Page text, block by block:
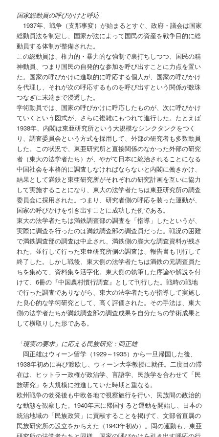
国家総動員の呼びかけと呼応
1937年、戦争（支那事変）が始まるとすぐ、政府・議会は国家
総動員法を制定し、国家が法によって国民の資産を戦争目的に総
動員する体制が整備された。
この総動員は、権力的・暴力的な強制で裏打ちしつつ、国民の精
神動員、つまり国民の自発的な参加を呼び出すことに力点を置い
た。国家の呼びかけに進取的に呼応する個人が、国家の呼びかけ
を代理し、それが次の呼応するものを呼び出すという関係が数珠
つなぎに末端まで浸透した。
学術動員では、国家の呼びかけに呼応したものが、次に呼びかけ
ていくという図式が、さらに複雑にもつれて進行した。たとえば
1938年、内閣は東亜研究所という大規模なシンクタンクをつく
り、調査委員会という方式を採用して、外部の研究者も多数動員
した。この状況で、東亜研究所と直接関係のなかった外部の研究
者（東大の法学者たち）が、やがて日本に統治されることになる
中国社会を本格的に調査しなければならないと内閣に働きかけ、
結果として満鉄と東亜研究所がそれぞれの研究計画を互いに協力
して実施することになり、東大の法学者たちは東亜研究所の調査
委員会に採用された。つまり、研究者側の呼応を装った運動が、
国家の呼びかけを引き出すことに成功した例である。
東大の法学者たちは満鉄調査部の調査を「指導」したというが、
実際に調査を行ったのは満鉄調査部の調査員だった。戦況の困難
で満鉄調査部の調査は中止され、満鉄側の膨大な調査資料が残さ
れた。並行して行った東亜研究所側の調査は、報告書も刊行して
終了した。しかし戦後、東大側の法学者たちは満鉄の元調査員た
ちを集めて、資料集を活字化。東大側の執筆した序論や解説を付
けて、6冊の『中国農村慣行調査』として刊行した。戦時の戦地
で行った調査でありながら、東大の法学者たちが指導して実施し
た良心的な学術研究として、高く評価された。その手法は、東大
側の法学者たちが満鉄調査部の調査成果を自分たちの学術成果と
して横取りした形である。
「現実の要求」に応える民族研究：岡正雄
岡正雄はウィーン留学（1929～1935）から一旦帰国した後、
1938年初めに再び渡欧し、ウィーン大学教授に就任。二度目の滞
在は、ヒットラー政権が政治学、言語学、民族学を合わせて「民
族研究」を大規模に推進していた時期と重なる。
欧州戦争の勃発後も中欧各地で視察旅行を行い、民族間の政治的
な動態を観察した。1940年末に帰国すると運動を開始し、日本の
統治地域の「民族政策」に貢献することを掲げて、文部省直属の
民族研究所の設立をかちえた（1943年初め）。岡の運動も、東亜